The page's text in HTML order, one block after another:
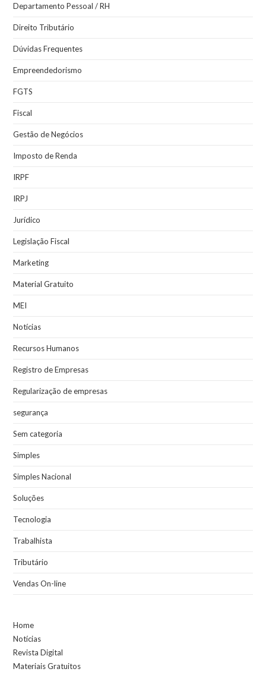
Departamento Pessoal / RH
Direito Tributário
Dúvidas Frequentes
Empreendedorismo
FGTS
Fiscal
Gestão de Negócios
Imposto de Renda
IRPF
IRPJ
Jurídico
Legislação Fiscal
Marketing
Material Gratuito
MEI
Notícias
Recursos Humanos
Registro de Empresas
Regularização de empresas
segurança
Sem categoria
Simples
Simples Nacional
Soluções
Tecnologia
Trabalhista
Tributário
Vendas On-line
Home
Notícias
Revista Digital
Materiais Gratuitos